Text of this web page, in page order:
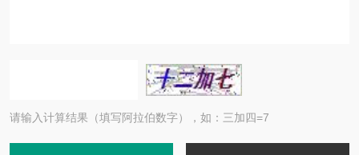
请输入计算结果（填写阿拉伯数字），如：三加四=7